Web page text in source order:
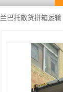
巴托散货拼箱运输